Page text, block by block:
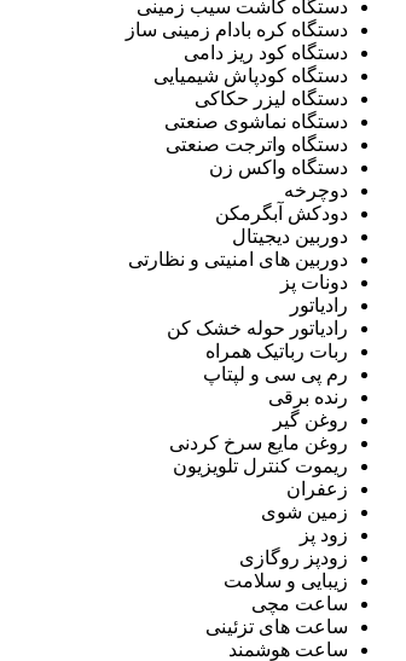
دستگاه کاشت سیب زمینی
دستگاه کره بادام زمینی ساز
دستگاه کود ریز دامی
دستگاه کودپاش شیمیایی
دستگاه لیزر حکاکی
دستگاه نماشوی صنعتی
دستگاه واترجت صنعتی
دستگاه واکس زن
دوچرخه
دودکش آبگرمکن
دوربین دیجیتال
دوربین های امنیتی و نظارتی
دونات پز
رادیاتور
رادیاتور حوله خشک کن
ربات رباتیک همراه
رم پی سی و لپتاپ
رنده برقی
روغن گیر
روغن مایع سرخ کردنی
ریموت کنترل تلویزیون
زعفران
زمین شوی
زود پز
زودپز روگازی
زیبایی و سلامت
ساعت مچی
ساعت های تزئینی
ساعت هوشمند